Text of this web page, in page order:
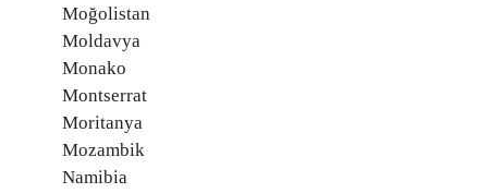
Moğolistan
Moldavya
Monako
Montserrat
Moritanya
Mozambik
Namibia